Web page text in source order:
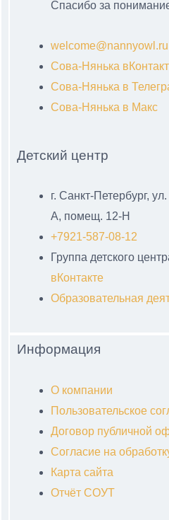
Спасибо за
welcome@nannyowl.ru
Сова-Нянька
Сова-Нянька в
Сова-Нянька в Макс
Детский центр
г. Санкт-Петербург,
А, помещ. 12-Н
+7921-587-08-12
Группа детского
вКонтакте
Образовательная
Информация
О компании
Пользовательское
Договор публичной
Согласие на
Карта сайта
Отчёт СОУТ